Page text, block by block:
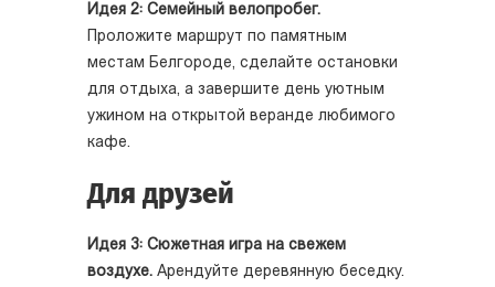
Идея 2: Семейный велопробег.
Проложите маршрут по памятным
местам Белгороде, сделайте остановки
для отдыха, а завершите день уютным
ужином на открытой веранде любимого
кафе.
Для друзей
Идея 3: Сюжетная игра на свежем
воздухе. Арендуйте деревянную беседку.